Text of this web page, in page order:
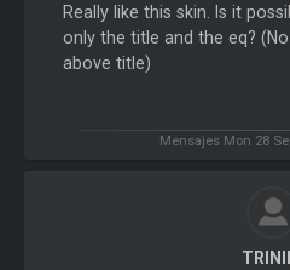
Really like this skin. Is it
only the title and the eq?
above title)
Mensajes Mon 28